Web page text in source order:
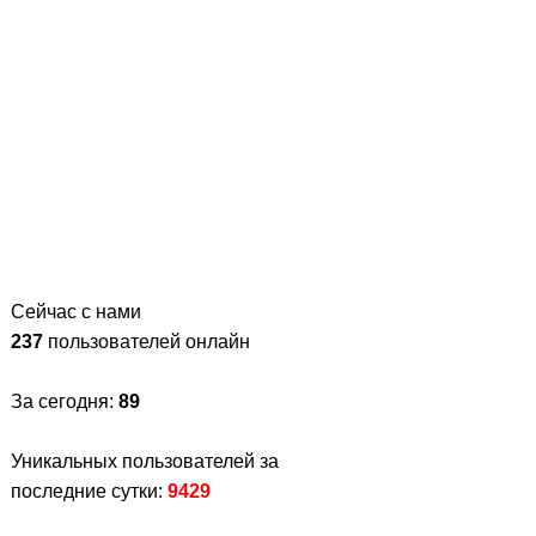
Сейчас с нами
237 пользователей онлайн
За сегодня: 89
Уникальных пользователей за
последние сутки: 9429